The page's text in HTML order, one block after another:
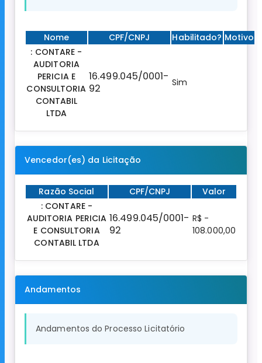
Nome CPF/CNPJ Habilitado? Motivo
: CONTARE -
AUDITORIA
PERICIA E
CONSULTORIA
CONTABIL
LTDA
16.499.045/0001-
92
Sim
Vencedor(es) da Licitação
Razão Social CPF/CNPJ
Valor
: CONTARE -
AUDITORIA PERICIA
E CONSULTORIA
CONTABIL LTDA
16.499.045/0001-
92
R$ -
108.000,00
Andamentos
Andamentos do Processo Licitatório